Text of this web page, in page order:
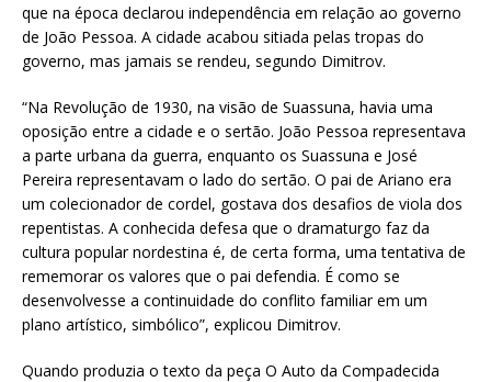
que na época declarou independência em relação ao governo
de João Pessoa. A cidade acabou sitiada pelas tropas do
governo, mas jamais se rendeu, segundo Dimitrov.
“Na Revolução de 1930, na visão de Suassuna, havia uma
oposição entre a cidade e o sertão. João Pessoa representava
a parte urbana da guerra, enquanto os Suassuna e José
Pereira representavam o lado do sertão. O pai de Ariano era
um colecionador de cordel, gostava dos desafios de viola dos
repentistas. A conhecida defesa que o dramaturgo faz da
cultura popular nordestina é, de certa forma, uma tentativa de
rememorar os valores que o pai defendia. É como se
desenvolvesse a continuidade do conflito familiar em um
plano artístico, simbólico”, explicou Dimitrov.
Quando produzia o texto da peça O Auto da Compadecida